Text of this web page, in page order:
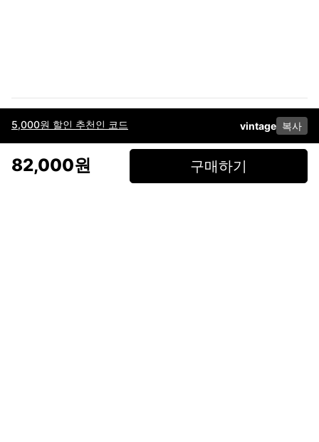
5,000원 할인 추천인 코드 vintage 복사
82,000원 구매하기
이용약관고객센터판매개인정보 처리방침사업자 정보다운로드
페이스북